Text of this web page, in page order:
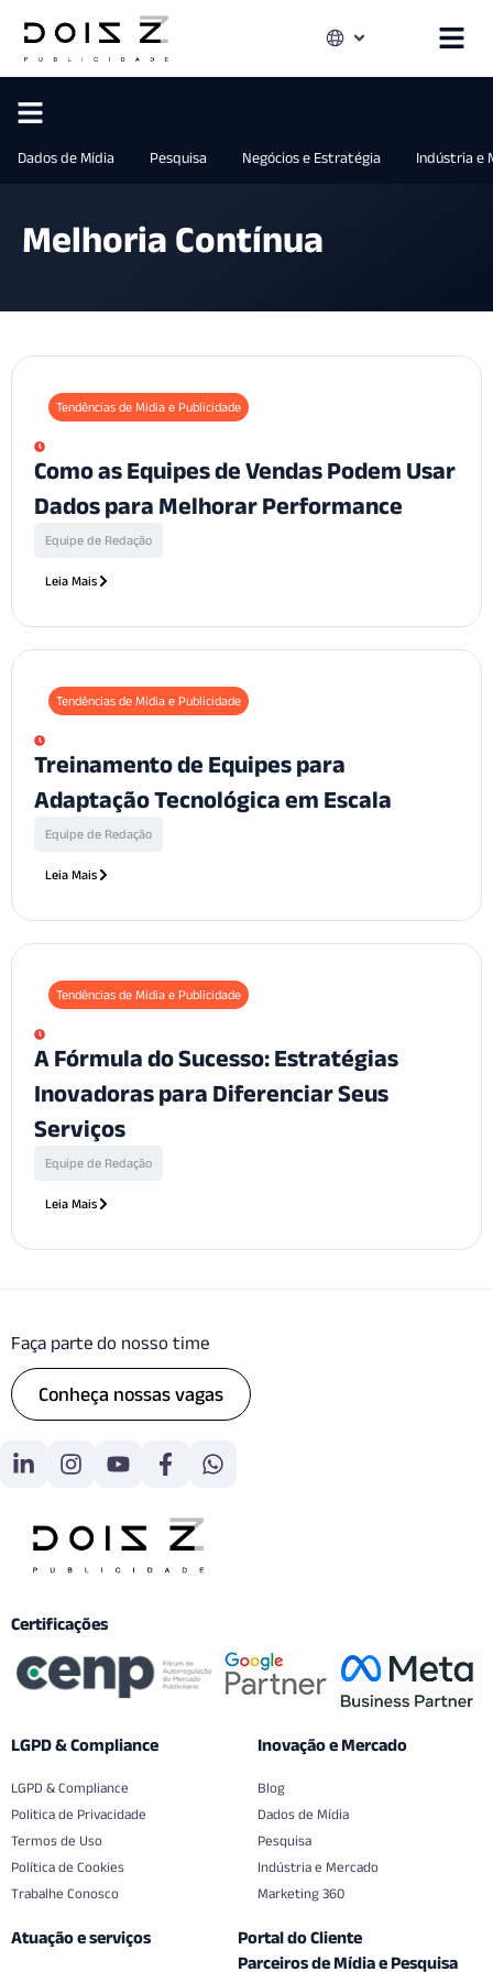
Dados de Mídia Pesquisa Negócios e Estratégia Indústria e
Melhoria Contínua
Tendências de Mídia e Publicidade
Como as Equipes de Vendas Podem Usar
Dados para Melhorar Performance
Equipe de Redação
Leia Mais
Tendências de Mídia e Publicidade
Treinamento de Equipes para
Adaptação Tecnológica em Escala
Equipe de Redação
Leia Mais
Tendências de Mídia e Publicidade
A Fórmula do Sucesso: Estratégias
Inovadoras para Diferenciar Seus
Serviços
Equipe de Redação
Leia Mais
Faça parte do nosso time
Conheça nossas vagas
Certificações
LGPD & Compliance
LGPD & Compliance
Politica de Privacidade
Termos de Uso
Política de Cookies
Trabalhe Conosco
Inovação e Mercado
Blog
Dados de Mídia
Pesquisa
Indústria e Mercado
Marketing 360
Atuação e serviços
Portal do Cliente
Parceiros de Mídia e Pesquisa